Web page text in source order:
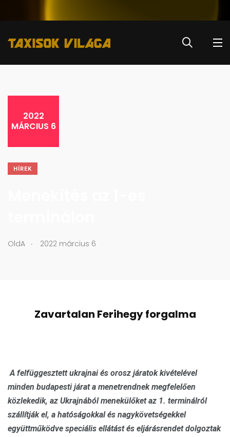
2022
MÁRCIUS 6
HÍREK
OldA . 2022 március 6
Zavartalan Ferihegy forgalma
A felfüggesztett ukrajnai és orosz járatok kivételével
minden budapesti járat a menetrendnek megfelelően
közlekedik, az Ukrajnából menekülőket az 1. terminálról
szállítják el, a hatóságokkal és nagykövetségekkel
együttműködve speciális ellátást és eljárásrendet dolgoztak